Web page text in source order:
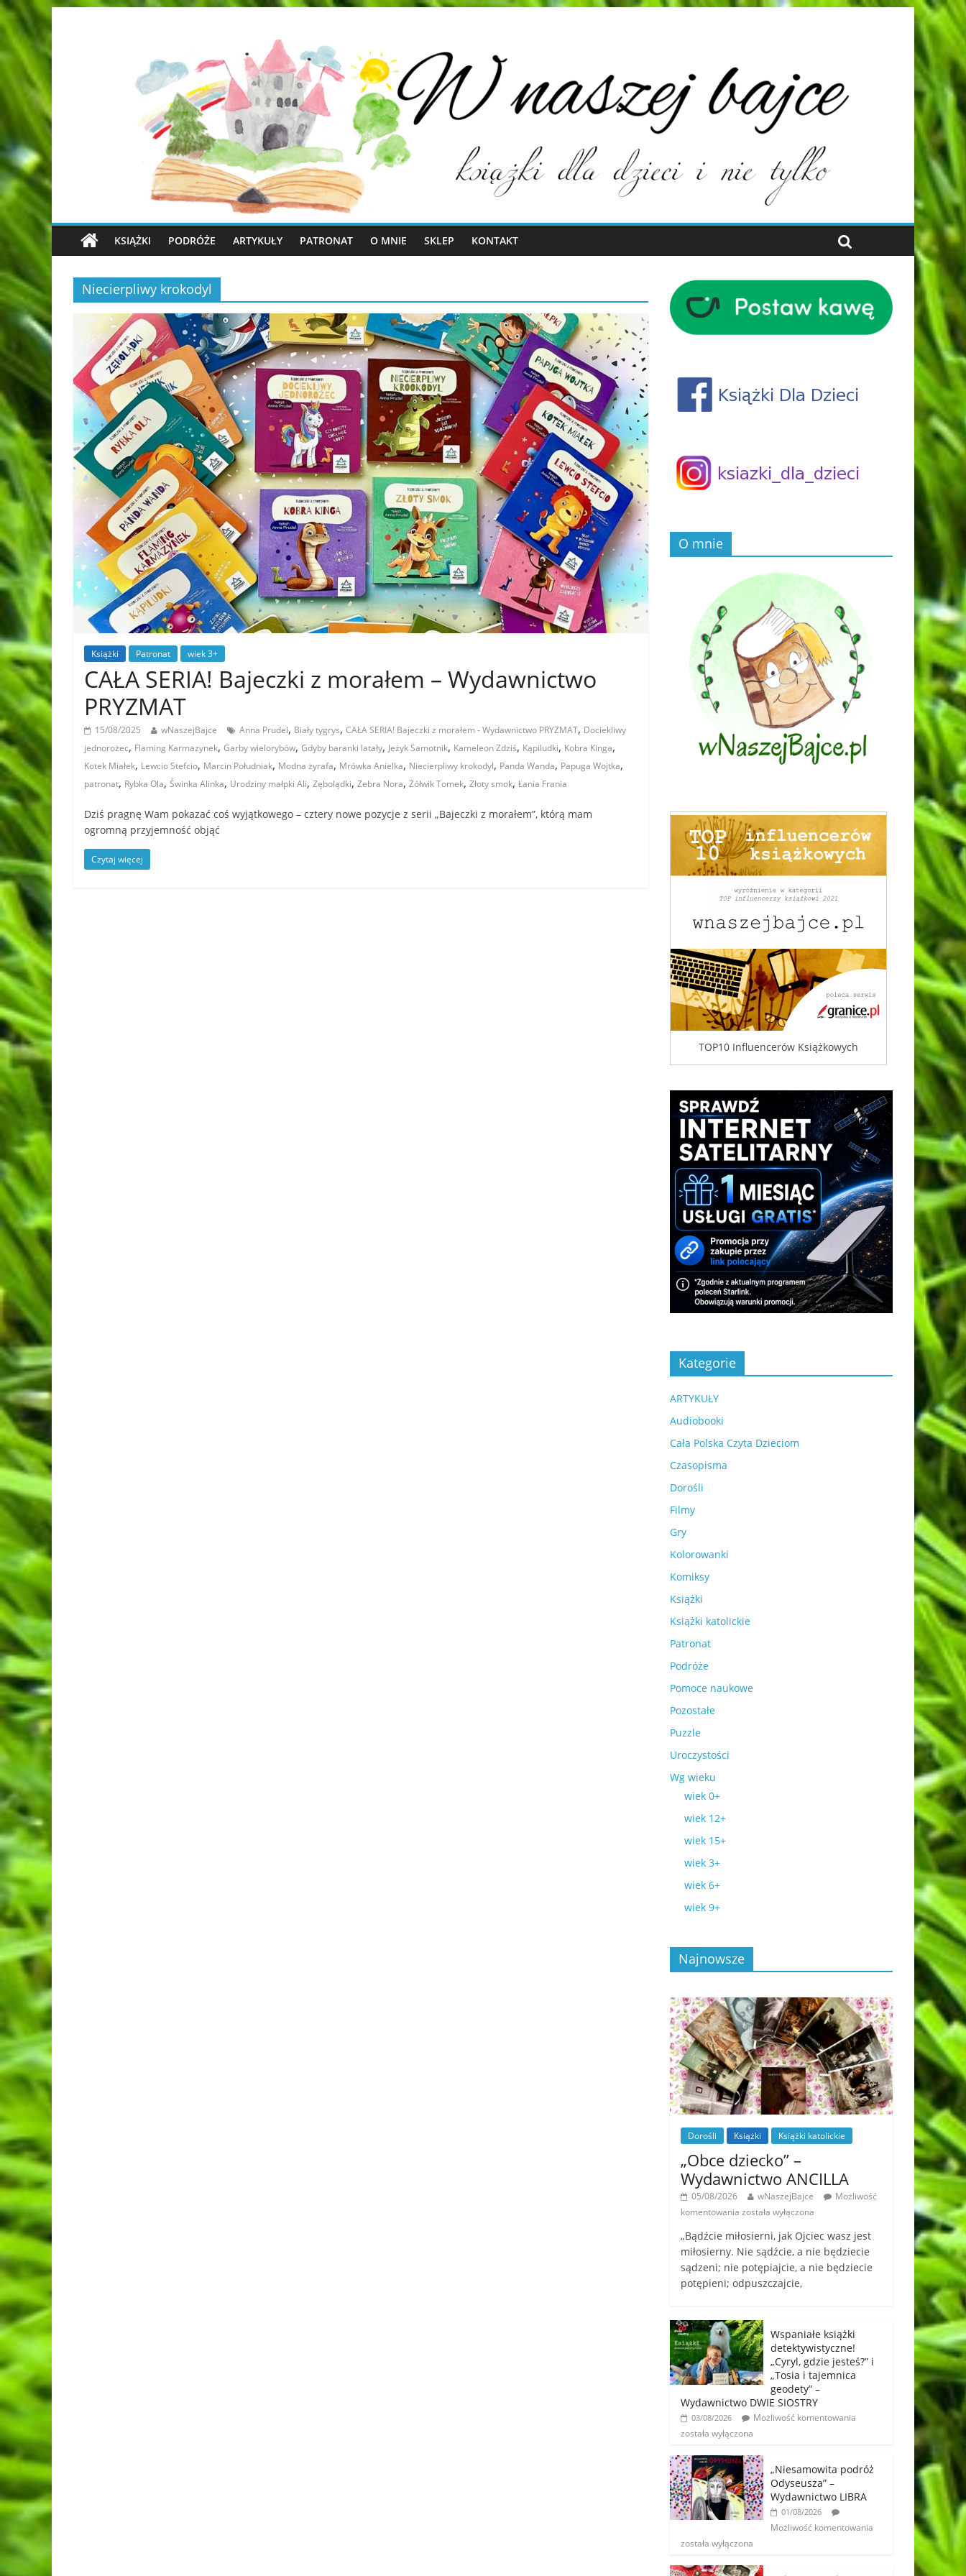
KSIĄŻKI PODRÓŻE ARTYKUŁY PATRONAT O MNIE SKLEP KONTAKT
Niecierpliwy krokodyl
Książki Patronat wiek 3+
CAŁA SERIA! Bajeczki z morałem – Wydawnictwo
PRYZMAT
15/08/2025 wNaszejBajce Anna Prudel, Biały tygrys, CAŁA SERIA! Bajeczki z morałem - Wydawnictwo PRYZMAT, Dociekliwy
jednorożec, Flaming Karmazynek, Garby wielorybów, Gdyby baranki latały, Jeżyk Samotnik, Kameleon Zdziś, Kąpiludki, Kobra Kinga,
Kotek Miałek, Lewcio Stefcio, Marcin Południak, Modna żyrafa, Mrówka Anielka, Niecierpliwy krokodyl, Panda Wanda, Papuga Wojtka,
patronat, Rybka Ola, Świnka Alinka, Urodziny małpki Ali, Zębolądki, Zebra Nora, Żółwik Tomek, Złoty smok, Łania Frania
Dziś pragnę Wam pokazać coś wyjątkowego – cztery nowe pozycje z serii „Bajeczki z morałem”, którą mam
ogromną przyjemność objąć
Czytaj więcej
O mnie
TOP10 Influencerów Książkowych
Kategorie
ARTYKUŁY
Audiobooki
Cała Polska Czyta Dzieciom
Czasopisma
Dorośli
Filmy
Gry
Kolorowanki
Komiksy
Książki
Książki katolickie
Patronat
Podróże
Pomoce naukowe
Pozostałe
Puzzle
Uroczystości
Wg wieku
wiek 0+
wiek 12+
wiek 15+
wiek 3+
wiek 6+
wiek 9+
Najnowsze
Dorośli Książki Książki katolickie
„Obce dziecko” –
Wydawnictwo ANCILLA
05/08/2026 wNaszejBajce
Możliwość
komentowania została wyłączona
„Bądźcie miłosierni, jak Ojciec wasz jest
miłosierny. Nie sądźcie, a nie będziecie
sądzeni; nie potępiajcie, a nie będziecie
potępieni; odpuszczajcie,
Wspaniałe książki
detektywistyczne!
„Cyryl, gdzie jesteś?” i
„Tosia i tajemnica
geodety” –
Wydawnictwo DWIE SIOSTRY
03/08/2026
Możliwość komentowania
została wyłączona
„Niesamowita podróż
Odyseusza” –
Wydawnictwo LIBRA
01/08/2026
Możliwość komentowania
została wyłączona